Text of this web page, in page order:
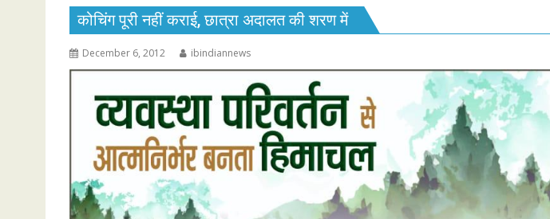
कोचिंग पूरी नहीं कराई, छात्रा अदालत की शरण में
December 6, 2012 ibindiannews